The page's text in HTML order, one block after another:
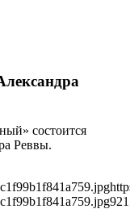
состоится
Реввы.
921